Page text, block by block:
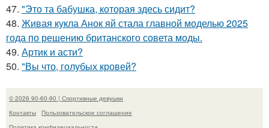
47. "Это та бабушка, которая здесь сидит?
48. Живая кукла Анок яй стала главной моделью 2025
года по решению британского совета моды.
49. Артик и асти?
50. "Вы что, голубых кровей?
© 2026 90-60-90 | Спортивные девушки
Контакты
Пользовательское соглашение